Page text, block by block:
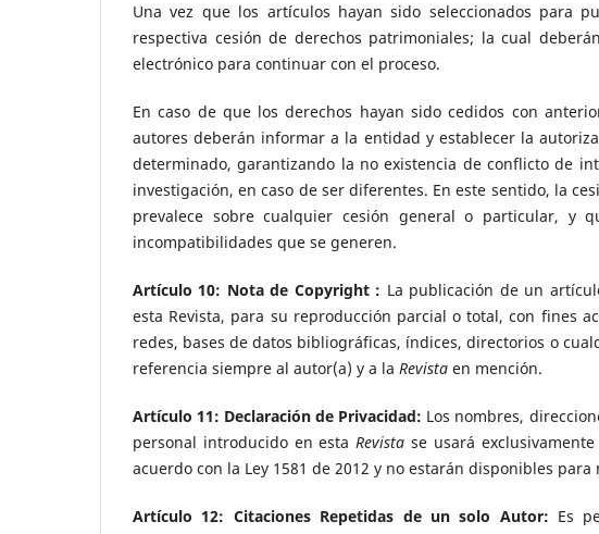
Una vez que los artículos hayan sido seleccionados para
respectiva cesión de derechos patrimoniales; la cual
electrónico para continuar con el proceso.
En caso de que los derechos hayan sido cedidos con
autores deberán informar a la entidad y establecer la
determinado, garantizando la no existencia de conflicto de
investigación, en caso de ser diferentes. En este sentido, la
prevalece sobre cualquier cesión general o particular, y
incompatibilidades que se generen.
Artículo 10: Nota de Copyright : La publicación de un
esta Revista, para su reproducción parcial o total, con fines
redes, bases de datos bibliográficas, índices, directorios o
referencia siempre al autor(a) y a la Revista en mención.
Artículo 11: Declaración de Privacidad: Los nombres,
personal introducido en estaRevista se usará
acuerdo con la Ley 1581 de 2012 y no estarán disponibles
Artículo 12: Citaciones Repetidas de un solo Autor: Es